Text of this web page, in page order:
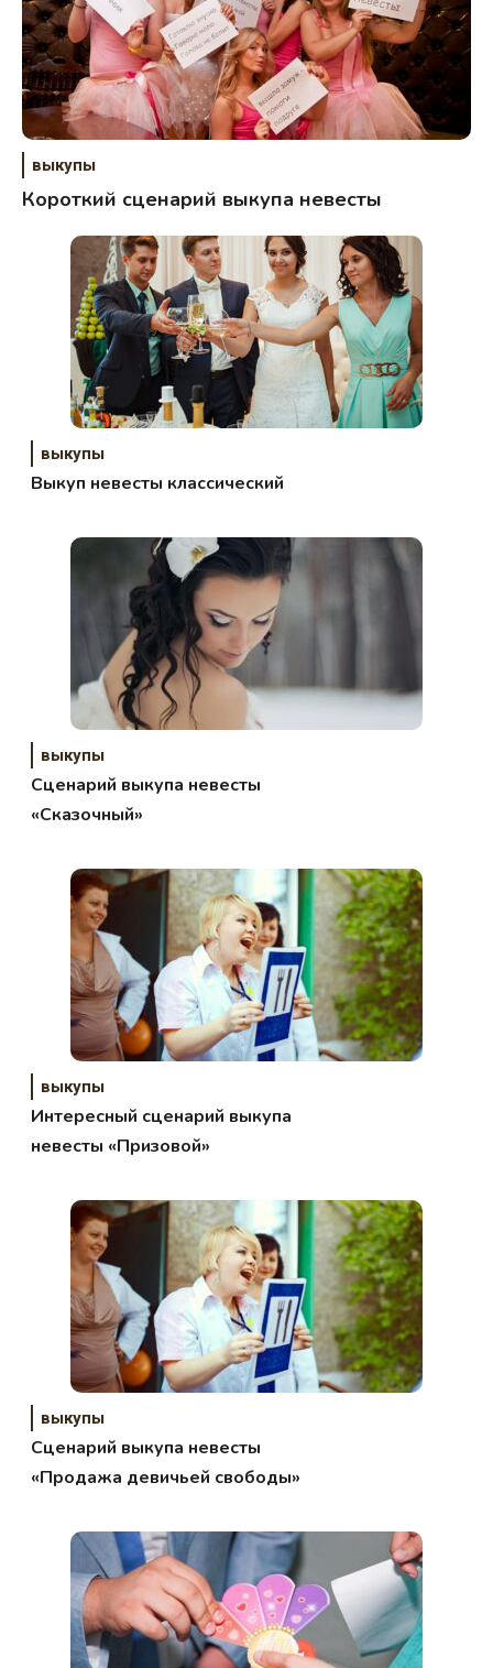
выкупы
Короткий сценарий выкупа невесты
выкупы
Выкуп невесты классический
выкупы
Сценарий выкупа невесты
«Сказочный»
выкупы
Интересный сценарий выкупа
невесты «Призовой»
выкупы
Сценарий выкупа невесты
«Продажа девичьей свободы»